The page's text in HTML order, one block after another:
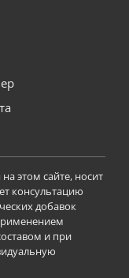
этом сайте, носит
консультацию
добавок
и при